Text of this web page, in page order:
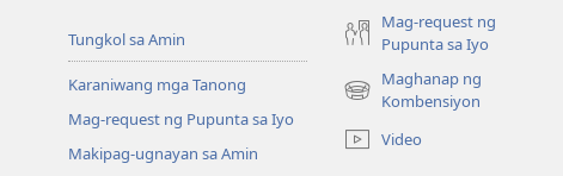
Tungkol sa Amin
Karaniwang mga Tanong
Mag-request ng Pupunta sa Iyo
Makipag-ugnayan sa Amin
Mag-request ng
Pupunta sa Iyo
Maghanap ng
Kombensiyon
(may
na
Video